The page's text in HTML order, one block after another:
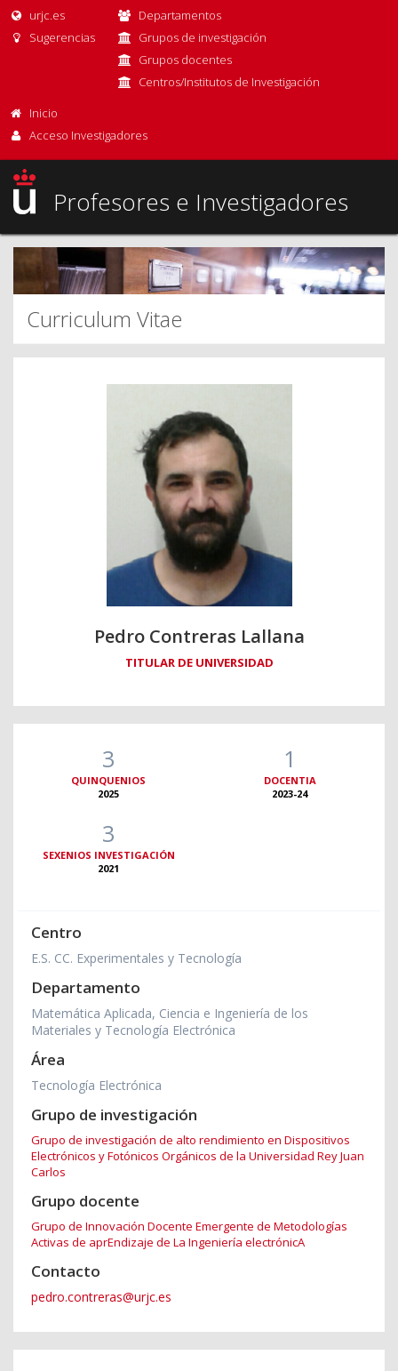
urjc.es
Sugerencias
Departamentos
Grupos de investigación
Grupos docentes
Centros/Institutos de Investigación
Inicio
Acceso Investigadores
Profesores e Investigadores
Curriculum Vitae
Pedro Contreras Lallana
TITULAR DE UNIVERSIDAD
3
QUINQUENIOS
2025
1
DOCENTIA
2023-24
3
SEXENIOS INVESTIGACIÓN
2021
Centro
E.S. CC. Experimentales y Tecnología
Departamento
Matemática Aplicada, Ciencia e Ingeniería de los
Materiales y Tecnología Electrónica
Área
Tecnología Electrónica
Grupo de investigación
Grupo de investigación de alto rendimiento en Dispositivos
Electrónicos y Fotónicos Orgánicos de la Universidad Rey Juan
Carlos
Grupo docente
Grupo de Innovación Docente Emergente de Metodologías
Activas de aprEndizaje de La Ingeniería electrónicA
Contacto
pedro.contreras@urjc.es